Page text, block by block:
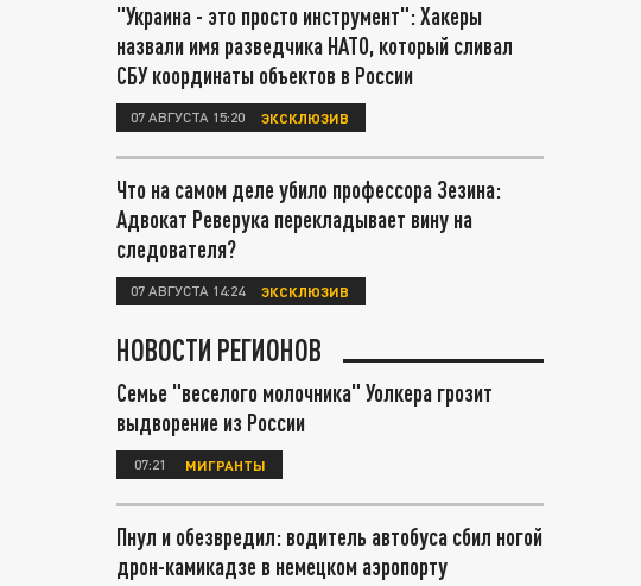
"Украина - это просто инструмент": Хакеры
назвали имя разведчика НАТО, который сливал
СБУ координаты объектов в России
07 АВГУСТА 15:20 ЭКСКЛЮЗИВ
Что на самом деле убило профессора Зезина:
Адвокат Реверука перекладывает вину на
следователя?
07 АВГУСТА 14:24 ЭКСКЛЮЗИВ
НОВОСТИ РЕГИОНОВ
Семье "веселого молочника" Уолкера грозит
выдворение из России
07:21 МИГРАНТЫ
Пнул и обезвредил: водитель автобуса сбил ногой
дрон-камикадзе в немецком аэропорту